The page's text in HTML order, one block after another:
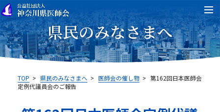
県民のみなさまへ
TOP >県民のみなさまへ >医師会の催し物 >第162回日本医師会
定例代議員会のご報告